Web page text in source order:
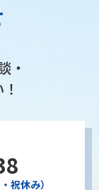
・
祝休み）